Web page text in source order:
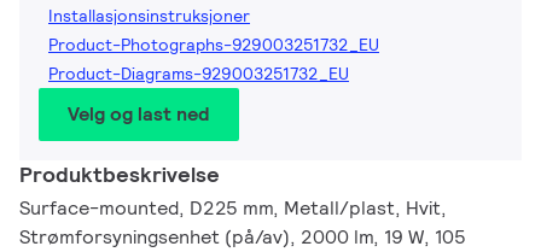
Installasjonsinstruksjoner
Product-Photographs-929003251732_EU
Product-Diagrams-929003251732_EU
Velg og last ned
Produktbeskrivelse
Surface-mounted, D225 mm, Metall/plast, Hvit,
Strømforsyningsenhet (på/av), 2000 lm, 19 W, 105